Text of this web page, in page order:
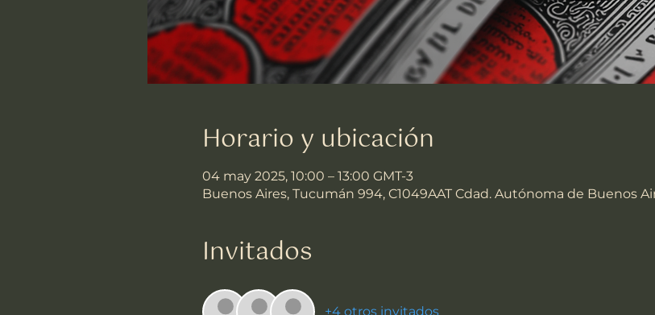
Horario y ubicación
04 may 2025, 10:00 – 13:00 GMT-3
Buenos Aires, Tucumán 994, C1049AAT Cdad. Autónoma de Buenos
Invitados
+4 otros invitados